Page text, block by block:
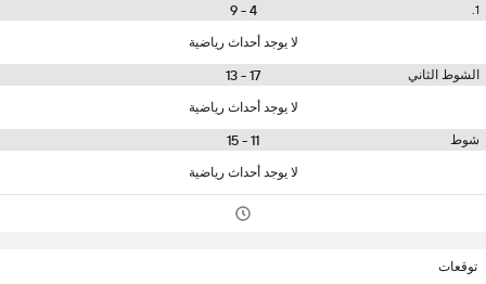
1.
4 - 9
لا يوجد أحداث رياضية
الشوط الثاني 17 - 13
لا يوجد أحداث رياضية
شوط 11 - 15
لا يوجد أحداث رياضية
توقعات